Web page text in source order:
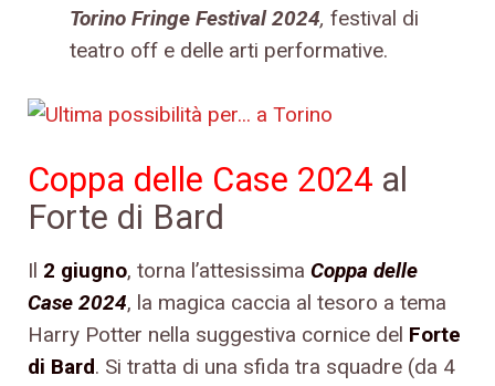
Torino Fringe Festival 2024, festival di
teatro off e delle arti performative.
Coppa delle Case 2024 al
Forte di Bard
Il 2 giugno, torna l’attesissima Coppa delle
Case 2024, la magica caccia al tesoro a tema
Harry Potter nella suggestiva cornice del Forte
di Bard. Si tratta di una sfida tra squadre (da 4